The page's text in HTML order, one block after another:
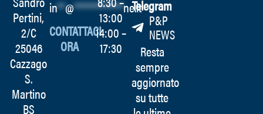
Pertini,
2/C
25046
Cazzago
S.
Martino
BS
in**@************ne.it
CONTATTACI
ORA
13:00
14:00 –
17:30
Telegram
P&P
NEWS
Resta
sempre
aggiornato
su tutte